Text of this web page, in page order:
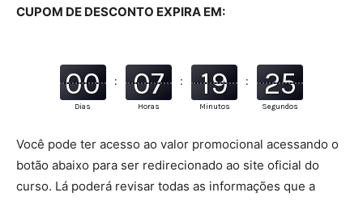
CUPOM DE DESCONTO EXPIRA EM:
00
Dias
: 07
Horas
: 19
Minutos
: 24
Segundos
Você pode ter acesso ao valor promocional acessando o
botão abaixo para ser redirecionado ao site oficial do
curso. Lá poderá revisar todas as informações que a